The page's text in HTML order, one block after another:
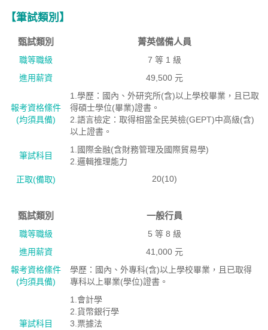
【筆試類別】
甄試類別 菁英儲備人員
職等職級
7 等 1 級
進用薪資
49,500 元
報考資格絛件
(均須具備)
1.學歷：國內、外研究所(含)以上學校畢業，且已取
得碩士學位(畢業)證書。
2.語言檢定：取得相當全民英檢(GEPT)中高級(含)
以上證書。
筆試科目
1.國際金融(含財務管理及國際貿易學)
2.邏輯推理能力
正取(備取)
20(10)
甄試類別 一般行員
職等職級
5 等 8 級
進用薪資
41,000 元
報考資格絛件
(均須具備)
學歷：國內、外專科(含)以上學校畢業，且已取得
專科以上畢業(學位)證書。
筆試科目
1.會計學
2.貨幣銀行學
3.票據法